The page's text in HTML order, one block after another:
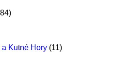
Kutné Hory(11)